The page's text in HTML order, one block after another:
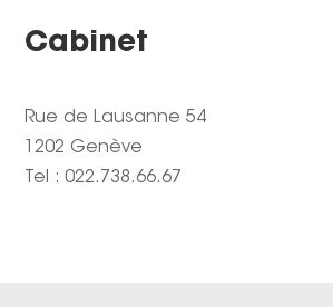
Cabinet
Rue de Lausanne 54
1202 Genève
Tel : 022.738.66.67